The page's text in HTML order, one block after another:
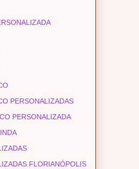
PERSONALIZADAS
PERSONALIZADA
FLORIANÓPOLIS